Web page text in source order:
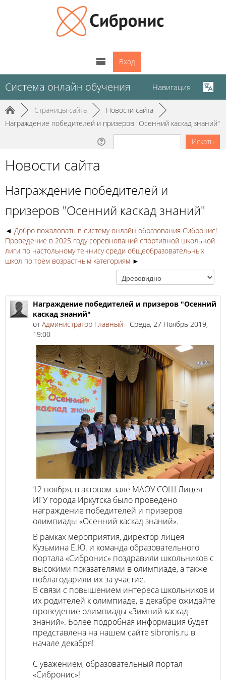
Вход
Система онлайн обучения
► Страницы сайта ► Новости сайта
►
Награждение победителей и призеров "Осенний каскад знаний"
Новости сайта
Награждение победителей и
призеров "Осенний каскад знаний"
Добро пожаловать в систему онлайн образования Сибронис!
Проведение в 2025 году соревнований спортивной школьной
лиги по настольному теннису среди общеобразовательных
школ по трем возрастным категориям
Награждение победителей и призеров "Осенний
каскад знаний"
от Администратор Главный - Среда, 27 Ноябрь 2019,
19:00
12 ноября, в актовом зале МАОУ СОШ Лицея
ИГУ города Иркутска было проведено
награждение победителей и призеров
олимпиады «Осенний каскад знаний».
В рамках мероприятия, директор лицея
Кузьмина Е.Ю. и команда образовательного
портала «Сибронис» поздравили школьников с
высокими показателями в олимпиаде, а также
поблагодарили их за участие.
В связи с повышением интереса школьников и
их родителей к олимпиаде, в декабре ожидайте
проведение олимпиады «Зимний каскад
знаний». Более подробная информация будет
представлена на нашем сайте sibronis.ru в
начале декабря!
С уважением, образовательный портал
«Сибронис»!
Навигация